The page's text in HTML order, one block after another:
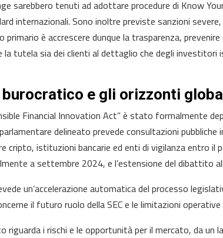
sarebbero tenuti ad adottare procedure di Know
internazionali. Sono inoltre previste sanzioni
primario è accrescere dunque la trasparenza,
la tutela sia dei clienti al dettaglio che degli
burocratico e gli orizzonti
Financial Innovation Act” è stato formalmente
delineato prevede consultazioni
cripto, istituzioni bancarie ed enti di vigilanza entro il
a settembre 2024, e l’estensione del dibattito
un’accelerazione automatica del processo
il futuro ruolo della SEC e le limitazioni
riguarda i rischi e le opportunità per il mercato, da